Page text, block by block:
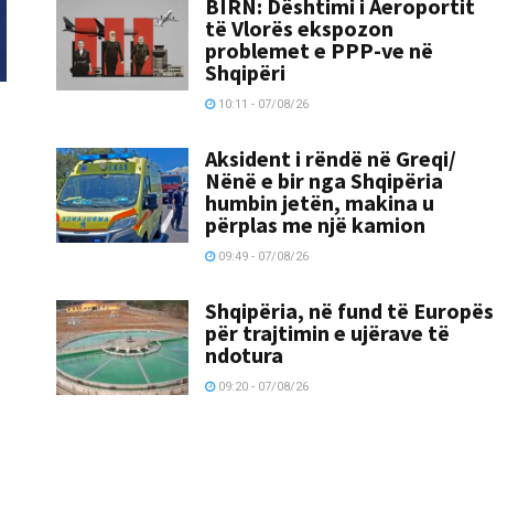
BIRN: Dështimi i Aeroportit
të Vlorës ekspozon
problemet e PPP-ve në
Shqipëri
10:11 - 07/08/26
Aksident i rëndë në Greqi/
Nënë e bir nga Shqipëria
humbin jetën, makina u
përplas me një kamion
09:49 - 07/08/26
Shqipëria, në fund të Europës
për trajtimin e ujërave të
ndotura
09:20 - 07/08/26